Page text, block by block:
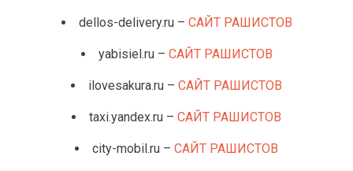
dellos-delivery.ru – САЙТ РАШИСТОВ
yabisiel.ru – САЙТ РАШИСТОВ
ilovesakura.ru – САЙТ РАШИСТОВ
taxi.yandex.ru – САЙТ РАШИСТОВ
city-mobil.ru – САЙТ РАШИСТОВ